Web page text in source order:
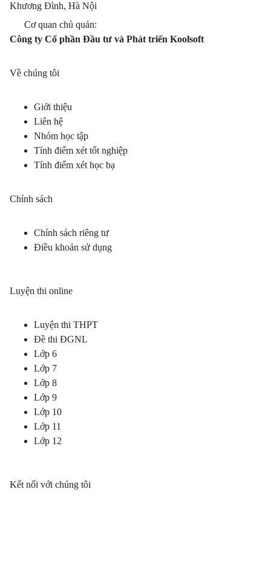
Khương Đình, Hà Nội
Cơ quan chủ quản:
Công ty Cổ phần Đầu tư và Phát triển Koolsoft
Về chúng tôi
Giới thiệu
Liên hệ
Nhóm học tập
Tính điểm xét tốt nghiệp
Tính điểm xét học bạ
Chính sách
Chính sách riêng tư
Điều khoản sử dụng
Luyện thi online
Luyện thi THPT
Đề thi ĐGNL
Lớp 6
Lớp 7
Lớp 8
Lớp 9
Lớp 10
Lớp 11
Lớp 12
Kết nối với chúng tôi